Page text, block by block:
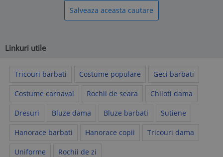
Salveaza aceasta cautare
Linkuri utile
Tricouri barbati Costume populare Geci barbati
Costume carnaval Rochii de seara Chiloti dama
Dresuri Bluze dama Bluze barbati Sutiene
Hanorace barbati Hanorace copii Tricouri dama
Uniforme Rochii de zi